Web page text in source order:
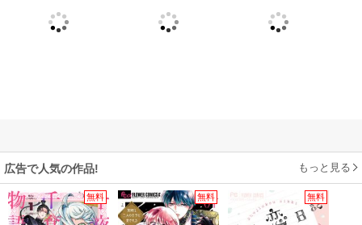
広告で人気の作品! もっと見る
無料 無料 無料